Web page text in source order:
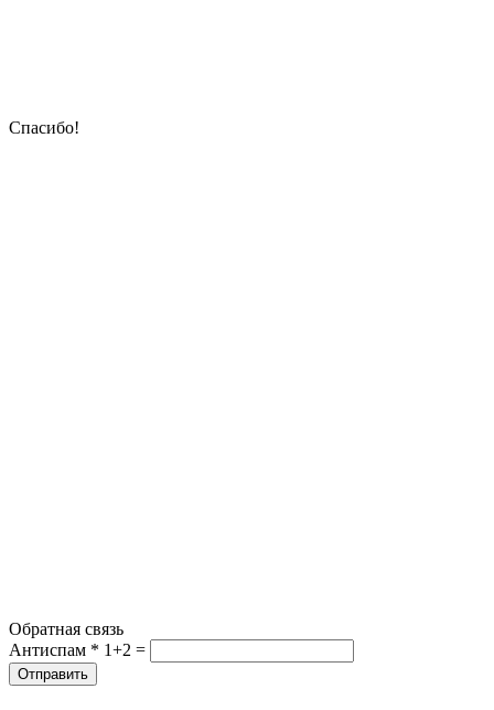
Спасибо!
Обратная связь
Антиспам * 1+2 =